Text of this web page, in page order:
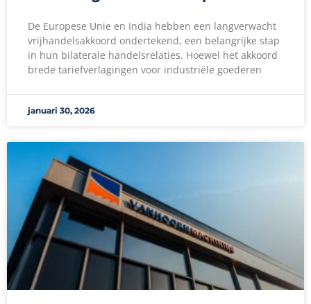
De Europese Unie en India hebben een langverwacht
vrijhandelsakkoord ondertekend, een belangrijke stap
in hun bilaterale handelsrelaties. Hoewel het akkoord
brede tariefverlagingen voor industriële goederen
januari 30, 2026